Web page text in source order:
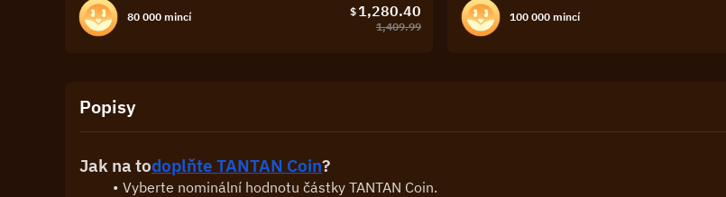
80 000 mincí $ 1,280.40
1,409.99
100 000 mincí
Popisy
Jak na todoplňte TANTAN Coin?
Vyberte nominální hodnotu částky TANTAN Coin.